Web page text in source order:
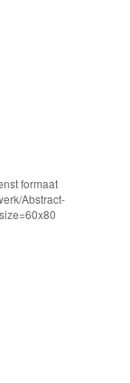
formaat
Abstract-